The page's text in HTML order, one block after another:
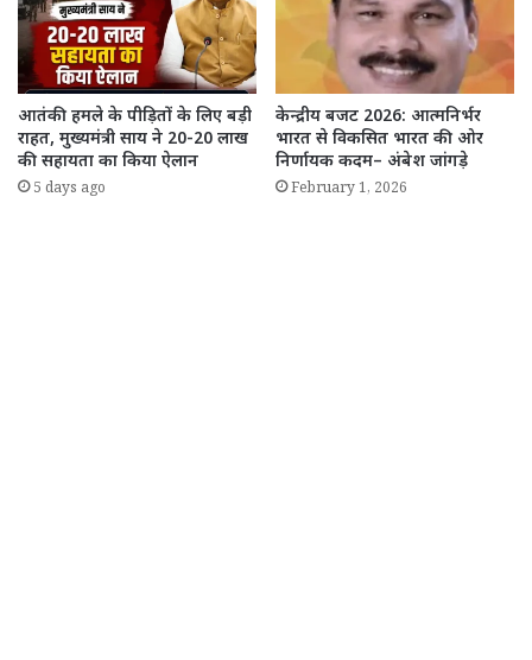
आतंकी हमले के पीड़ितों के लिए बड़ी
राहत, मुख्यमंत्री साय ने 20-20 लाख
की सहायता का किया ऐलान
5 days ago
केन्द्रीय बजट 2026: आत्मनिर्भर
भारत से विकसित भारत की ओर
निर्णायक कदम– अंबेश जांगड़े
February 1, 2026